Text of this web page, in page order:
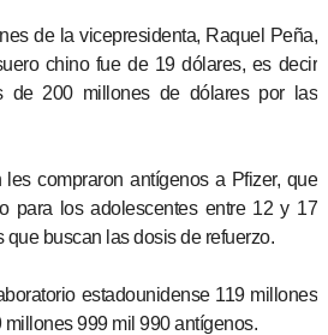
de la vicepresidenta, Raquel Peña,
chino fue de 19 dólares, es decir
de 200 millones de dólares por las
les compraron antígenos a Pfizer, que
para los adolescentes entre 12 y 17
que buscan las dosis de refuerzo.
estadounidense 119 millones
999 mil 990 antígenos.